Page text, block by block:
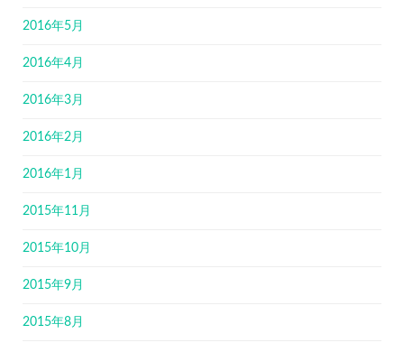
2016年5月
2016年4月
2016年3月
2016年2月
2016年1月
2015年11月
2015年10月
2015年9月
2015年8月